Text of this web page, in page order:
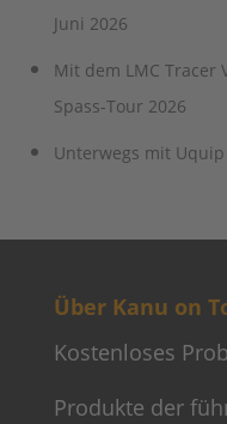
Juni 2026
Mit dem LMC Tracer
Spass-Tour 2026
Unterwegs mit Uquip
Über Kanu on
Kostenloses
Produkte der